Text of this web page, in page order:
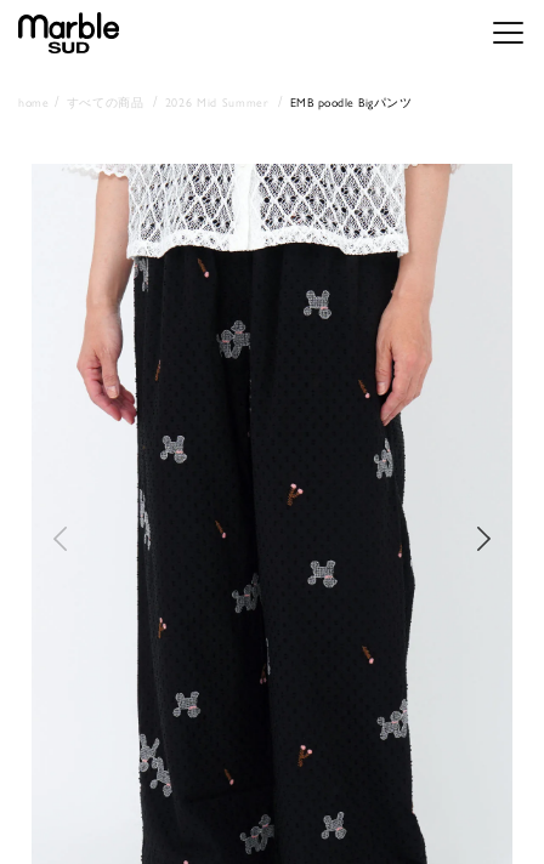
メニ
home すべての商品 2026 Mid Summer EMB poodle Bigパンツ